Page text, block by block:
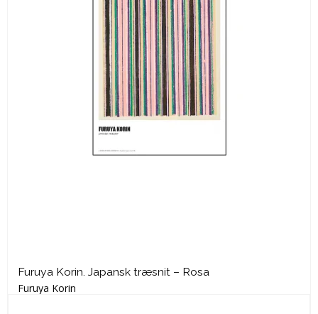
Furuya Korin. Japansk træsnit – Rosa
Furuya Korin